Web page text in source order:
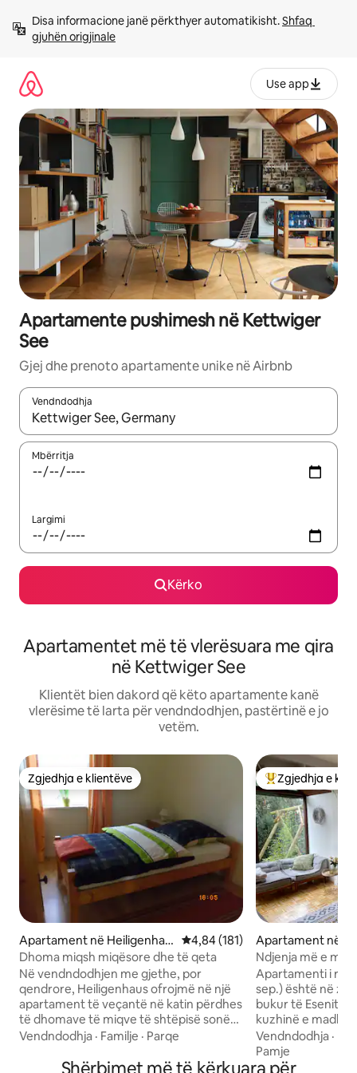
përmbajtja
Disa informacione janë përkthyer automatikisht. Shfaq
gjuhën origjinale
Use app
Apartamente pushimesh në Kettwiger
See
Gjej dhe prenoto apartamente unike në Airbnb
Vendndodhja
Kur rezultatet të jenë të disponueshme, lëviz me butonat e
Mbërritja
Largimi
Kërko
Apartamentet më të vlerësuara me qira
në Kettwiger See
Klientët bien dakord që këto apartamente kanë
vlerësime të larta për vendndodhjen, pastërtinë e jo
vetëm.
Zgjedhja e klientëve
Zgjedhja e klientëve
Apartament në Heiligenhau
s
Vlerësimi mesatar 4,84 nga 5,
4,84 (181)
Dhoma miqsh miqësore dhe të qeta
Në vendndodhjen me gjethe, por
qendrore, Heiligenhaus ofrojmë në një
apartament të veçantë në katin përdhes
të dhomave të miqve të shtëpisë sonë
të përshtatshme për 1 maksimumi 4
ngrënieje/ndenjjeje (TV, wifi) një
Vendndodhja · Familje · Parqe
Më të mirat e
Zgjedhja e
Apartament në
Ndjenja më e
Werden/Own
Apartamenti i ri
sep.) është në
bukur të Esenit:
kuzhinë e madhe
ngrënieje dhe
konservator me
Një dhomë gjumi
Vendndodhja ·
Pamje